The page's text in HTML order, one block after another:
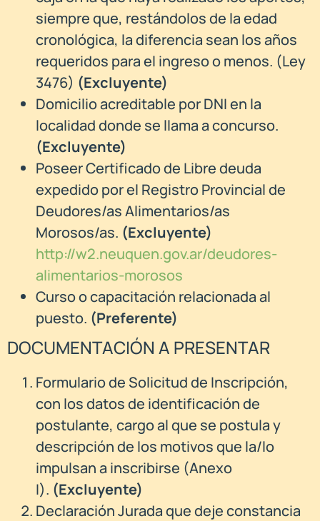
siempre que, restándolos de la edad
cronológica, la diferencia sean los años
requeridos para el ingreso o menos. (Ley
3476) (Excluyente)
Domicilio acreditable por DNI en la
localidad donde se llama a concurso.
(Excluyente)
Poseer Certificado de Libre deuda
expedido por el Registro Provincial de
Deudores/as Alimentarios/as
Morosos/as. (Excluyente)
http://w2.neuquen.gov.ar/deudores-
alimentarios-morosos
Curso o capacitación relacionada al
puesto. (Preferente)
DOCUMENTACIÓN A PRESENTAR
Formulario de Solicitud de Inscripción,
con los datos de identificación de
postulante, cargo al que se postula y
descripción de los motivos que la/lo
impulsan a inscribirse (Anexo
I). (Excluyente)
Declaración Jurada que deje constancia